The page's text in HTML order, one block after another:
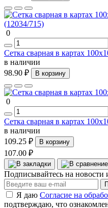
0
Сетка сварная в картах
в наличии
98.90 ₽
В корзину
0
Сетка сварная в картах
в наличии
109.25 ₽
В корзину
107.00 ₽
Подписывайтесь на новости
Я даю Согласие на
подтверждаю, что